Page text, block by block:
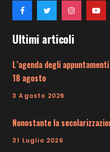
Ultimi articoli
L’agenda degli
18 agosto
3 Agosto 2026
Nonostante la
31 Luglio 2026